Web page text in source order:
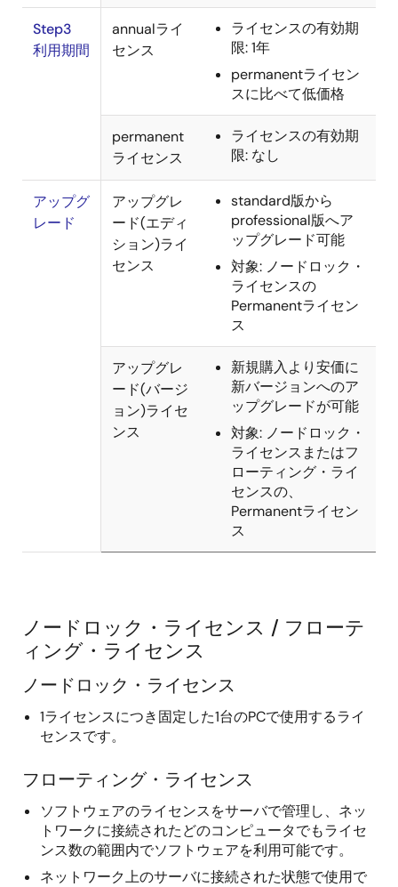
Step3
利用期間
annualライ
センス
ライセンスの有効期
限: 1年
permanentライセン
スに比べて低価格
permanent
ライセンス
ライセンスの有効期
限: なし
アップグ
レード
アップグレ
ード(エディ
ション)ライ
センス
standard版から
professional版へア
ップグレード可能
対象: ノードロック・
ライセンスの
Permanentライセン
ス
アップグレ
ード(バージ
ョン)ライセ
ンス
新規購入より安価に
新バージョンへのア
ップグレードが可能
対象: ノードロック・
ライセンスまたはフ
ローティング・ライ
センスの、
Permanentライセン
ス
ノードロック・ライセンス / フローテ
ィング・ライセンス
ノードロック・ライセンス
1ライセンスにつき固定した1台のPCで使用するライ
センスです。
フローティング・ライセンス
ソフトウェアのライセンスをサーバで管理し、ネッ
トワークに接続されたどのコンピュータでもライセ
ンス数の範囲内でソフトウェアを利用可能です。
ネットワーク上のサーバに接続された状態で使用で